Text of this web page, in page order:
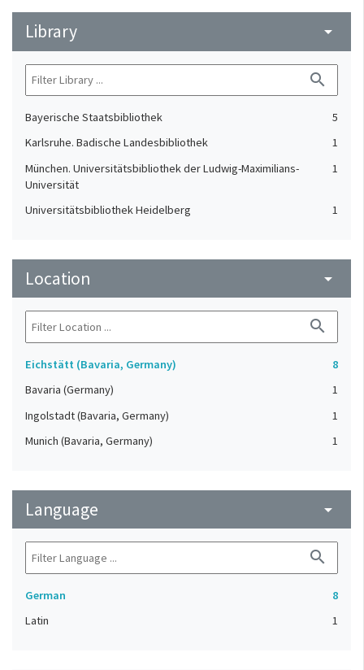
Library arrow_drop_down
search
Bayerische Staatsbibliothek
5
Karlsruhe. Badische Landesbibliothek
1
München. Universitätsbibliothek der Ludwig-Maximilians-
Universität
1
Universitätsbibliothek Heidelberg 1
Location arrow_drop_down
search
Eichstätt (Bavaria, Germany)
8
Bavaria (Germany)
1
Ingolstadt (Bavaria, Germany)
1
Munich (Bavaria, Germany)
1
Language arrow_drop_down
search
German
8
Latin
1